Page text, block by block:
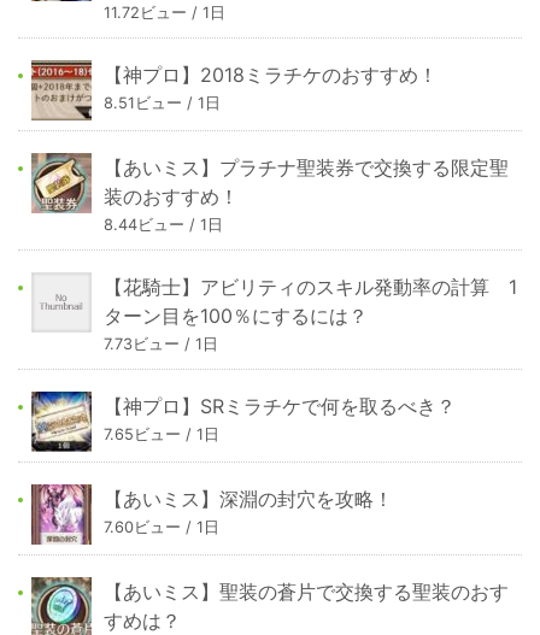
11.72ビュー / 1日
【神プロ】2018ミラチケのおすすめ！
8.51ビュー / 1日
【あいミス】プラチナ聖装券で交換する限定聖
装のおすすめ！
8.44ビュー / 1日
【花騎士】アビリティのスキル発動率の計算 1
ターン目を100％にするには？
7.73ビュー / 1日
【神プロ】SRミラチケで何を取るべき？
7.65ビュー / 1日
【あいミス】深淵の封穴を攻略！
7.60ビュー / 1日
【あいミス】聖装の蒼片で交換する聖装のおす
すめは？